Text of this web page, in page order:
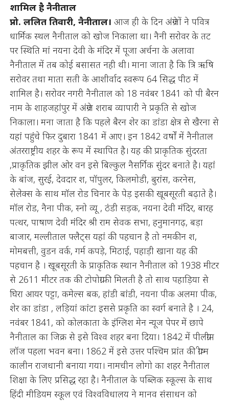
शामिल है नैनीताल
प्नो. ललित तिवारी, नैनीताल। आज ही के दिन अंग्रेजों ने पवित्र
धार्मिक स्थल नैनीताल को खोज निकाला था। नैनी सरोवर के तट
पर स्थिति मां नयना देवी के मंदिर में पूजा अर्चना के अलावा
नैनीताल में तब कोई बसासत नही थी। माना जाता है कि त्रि ऋषि
सरोवर तथा माता सती के आशीर्वाद स्वरूप 64 सिद्ध पीठ में
शामिल है। सरोवर नगरी नैनीताल को 18 नवंबर 1841 को पी बैरन
नाम के शाहजहांपुर में अंग्रेज शराब व्यापारी ने प्रकृति से खोज
निकाला। मना जाता है कि पहले बैरन शेर का डांडा क्षेत्र से खैरना से
यहां पहुंचे फिर दुबारा 1841 में आए। इन 1842 वर्षों में नैनीताल
अंतरराष्ट्रीय शहर के रूप में स्थापित है। यह की प्राकृतिक सुंदरता
,प्राकृतिक झील ओर वन इसे बिल्कुल नैसर्गिक सुंदर बनाते है। यहां
के बांज, सुरई, देवदार श, पॉपुलर, किलमोडी, बुरांस, करनेस,
सेलेक्स के साथ मॉल रोड चिनार के पेड़ इसकी खूबसूरती बढ़ाते है।
मॉल रोड, नैना पीक, स्नो व्यू , ठंडी सड़क, नयना देवी मंदिर, बारह
पत्थर, पाषाण देवी मंदिर श्री राम सेवक सभा, हनुमानगढ़, बड़ा
बाजार, मल्लीताल फ्लैट्स यहां की पहचान है तो नमकीन श,
मोमबत्ती, वुडन वर्क, गर्म कपड़े, मिठाई, पहाड़ी खाना यह की
पहचान है । खूबसूरती के प्राकृतिक स्थान नैनीताल को 1938 मीटर
से 2611 मीटर तक की टोपोग्राफी मिलती है तो साथ पहाड़िया से
घिरा आयर पट्टा, कमेल्स बक, हांडी बांडी, नयना पीक अलमा पीक,
शेर का डांडा , लड़ियां कांटा इससे प्रकृति का स्वर्ग बनाते है । 24,
नवंबर 1841, को कोलकाता के इंग्लिश मेन न्यूज पेपर में छापे
नैनीताल का जिक्र से इसे विश्व शहर बना दिया। 1842 में पीलग्रीम
लॉज पहला भवन बना। 1862 में इसे उत्तर पश्चिम प्रांत की ग्रीष्म
कालीन राजधानी बनाया गया। नामचीन लोगो का शहर नैनीताल
शिक्षा के लिए प्रसिद्ध रहा है। नैनीताल के पब्लिक स्कूल्स के साथ
हिंदी मीडियम स्कूल एवं विश्वविधालय ने मानव संसाधन को